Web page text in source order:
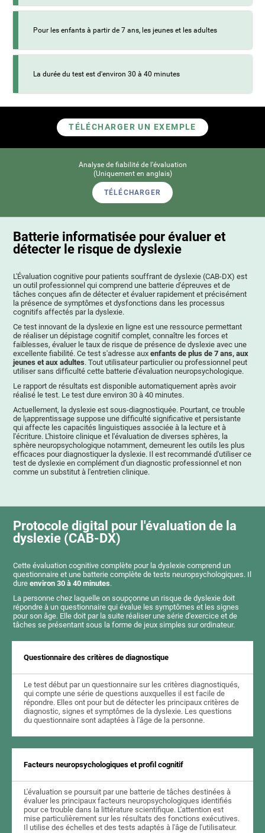
Pour les enfants à partir de 7 ans, les jeunes et les adultes
La durée du test est d'environ 30 à 40 minutes
TÉLÉCHARGER UN EXEMPLE
Analyse de fiabilité de l'évaluation
(Uniquement en anglais)
TÉLÉCHARGER
Batterie informatisée pour évaluer et
détecter le risque de dyslexie
L'Évaluation cognitive pour patients souffrant de dyslexie (CAB-DX) est
un outil professionnel qui comprend une batterie d'épreuves et de
tâches conçues afin de détecter et évaluer rapidement et précisément
la présence de symptômes et dysfonctions dans les processus
cognitifs affectés par la dyslexie.
Ce test innovant de la dyslexie en ligne est une ressource permettant
de réaliser un dépistage cognitif complet, connaître les forces et
faiblesses, évaluer le taux de risque de présence de dyslexie avec une
excellente fiabilité. Ce test s'adresse auxenfants de plus de 7 ans, aux
jeunes et aux adultes. Tout utilisateur particulier ou professionnel peut
utiliser sans difficulté cette batterie d'évaluation neuropsychologique.
Le rapport de résultats est disponible automatiquement après avoir
réalisé le test. Le test dure environ 30 à 40 minutes.
Actuellement, la dyslexie est sous-diagnostiquée. Pourtant, ce trouble
de l¡apprentissage suppose une difficulté significative et persistante
qui affecte les capacités linguistiques associée à la lecture et à
l'écriture. L'histoire clinique et l'évaluation de diverses sphères, la
sphère neuropsychologique notamment, demeurent les outils les plus
efficaces pour diagnostiquer la dyslexie. Il est recommandé d'utiliser ce
test de dyslexie en complément d'un diagnostic professionnel et non
comme un substitut à l'entretien clinique.
Protocole digital pour l'évaluation de la
dyslexie (CAB-DX)
Cette évaluation cognitive complète pour la dyslexie comprend un
questionnaire et une batterie complète de tests neuropsychologiques. Il
dureenviron 30 à 40 minutes.
La personne chez laquelle on soupçonne un risque de dyslexie doit
répondre à un questionnaire qui évalue les symptômes et les signes
pour son âge. Elle doit par la suite réaliser une série d'exercice et de
tâches se présentant sous la forme de jeux simples sur ordinateur.
Questionnaire des critères de diagnostique
Le test début par un questionnaire sur les critères diagnostiqués,
qui compte une série de questions auxquelles il est facile de
répondre. Elles ont pour but de détecter les principaux critères de
diagnostic, signes et symptômes de la dyslexie. Les questions
du questionnaire sont adaptées à l'âge de la personne.
Facteurs neuropsychologiques et profil cognitif
L'évaluation se poursuit par une batterie de tâches destinées à
évaluer les principaux facteurs neuropsychologiques identifiés
pour ce trouble dans la littérature scientifique. L'attention est
mise particulièrement sur les résultats des fonctions exécutives.
Il utilise des échelles et des tests adaptés à l'âge de l'utilisateur.